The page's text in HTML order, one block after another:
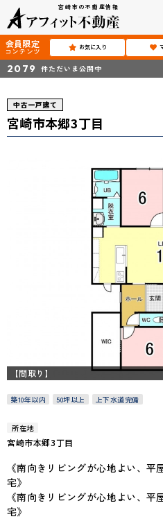
宮崎市の不動産情報
会員限定
コンテンツ お気に入り
2079 件ただいま公開中
中古一戸建て
宮崎市本郷3丁目
【間取り】
築10年以内 50坪以上 上下水道完備
所在地
宮崎市本郷3丁目
《南向きリビングが心地よい、平
宅》
《南向きリビングが心地よい、平
宅》